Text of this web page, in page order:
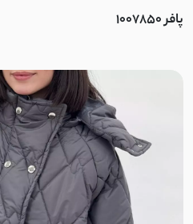
لینن ترک
لینن مشبک
لینن ایتالیایی
پفکی
پافر 1007850